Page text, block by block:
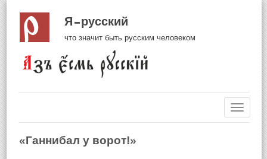
Я русский
что значит быть русским человеком
«Ганнибал у ворот!»